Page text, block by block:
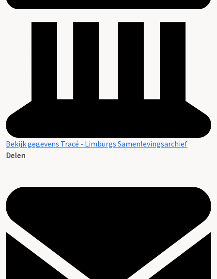
Bekijk gegevens Tracé - Limburgs Samenlevingsarchief
Delen